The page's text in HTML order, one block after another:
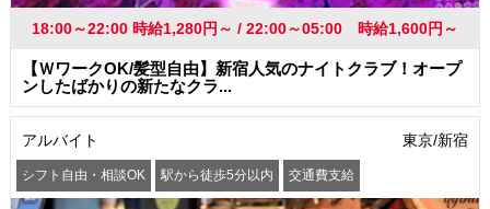
18:00～22:00 時給1,280円～ / 22:00～05:00 時給1,600円～
【ＷワークOK/髪型自由】新宿人気のナイトクラブ！オープ
ンしたばかりの新たなクラ...
アルバイト 東京/新宿
シフト自由・相談OK 駅から徒歩5分以内 交通費支給